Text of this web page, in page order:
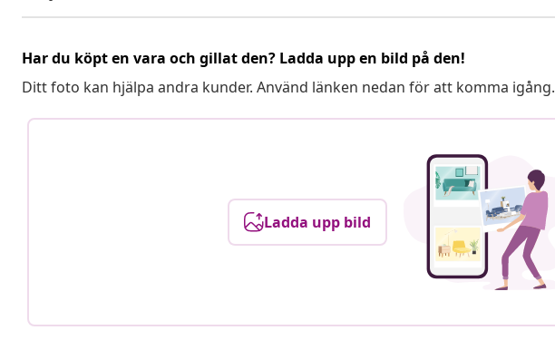
Har du köpt en vara och gillat den? Ladda upp en bild på den!
Ditt foto kan hjälpa andra kunder. Använd länken nedan för att komma igång.
Ladda upp bild